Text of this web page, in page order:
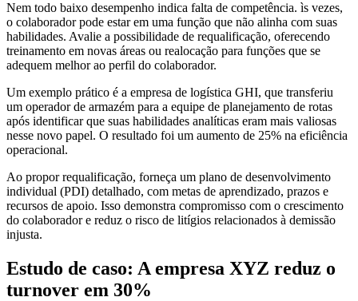
Nem todo baixo desempenho indica falta de competência. ìs vezes,
o colaborador pode estar em uma função que não alinha com suas
habilidades. Avalie a possibilidade de requalificação, oferecendo
treinamento em novas áreas ou realocação para funções que se
adequem melhor ao perfil do colaborador.
Um exemplo prático é a empresa de logística GHI, que transferiu
um operador de armazém para a equipe de planejamento de rotas
após identificar que suas habilidades analíticas eram mais valiosas
nesse novo papel. O resultado foi um aumento de 25% na eficiência
operacional.
Ao propor requalificação, forneça um plano de desenvolvimento
individual (PDI) detalhado, com metas de aprendizado, prazos e
recursos de apoio. Isso demonstra compromisso com o crescimento
do colaborador e reduz o risco de litígios relacionados à demissão
injusta.
Estudo de caso: A empresa XYZ reduz o
turnover em 30%